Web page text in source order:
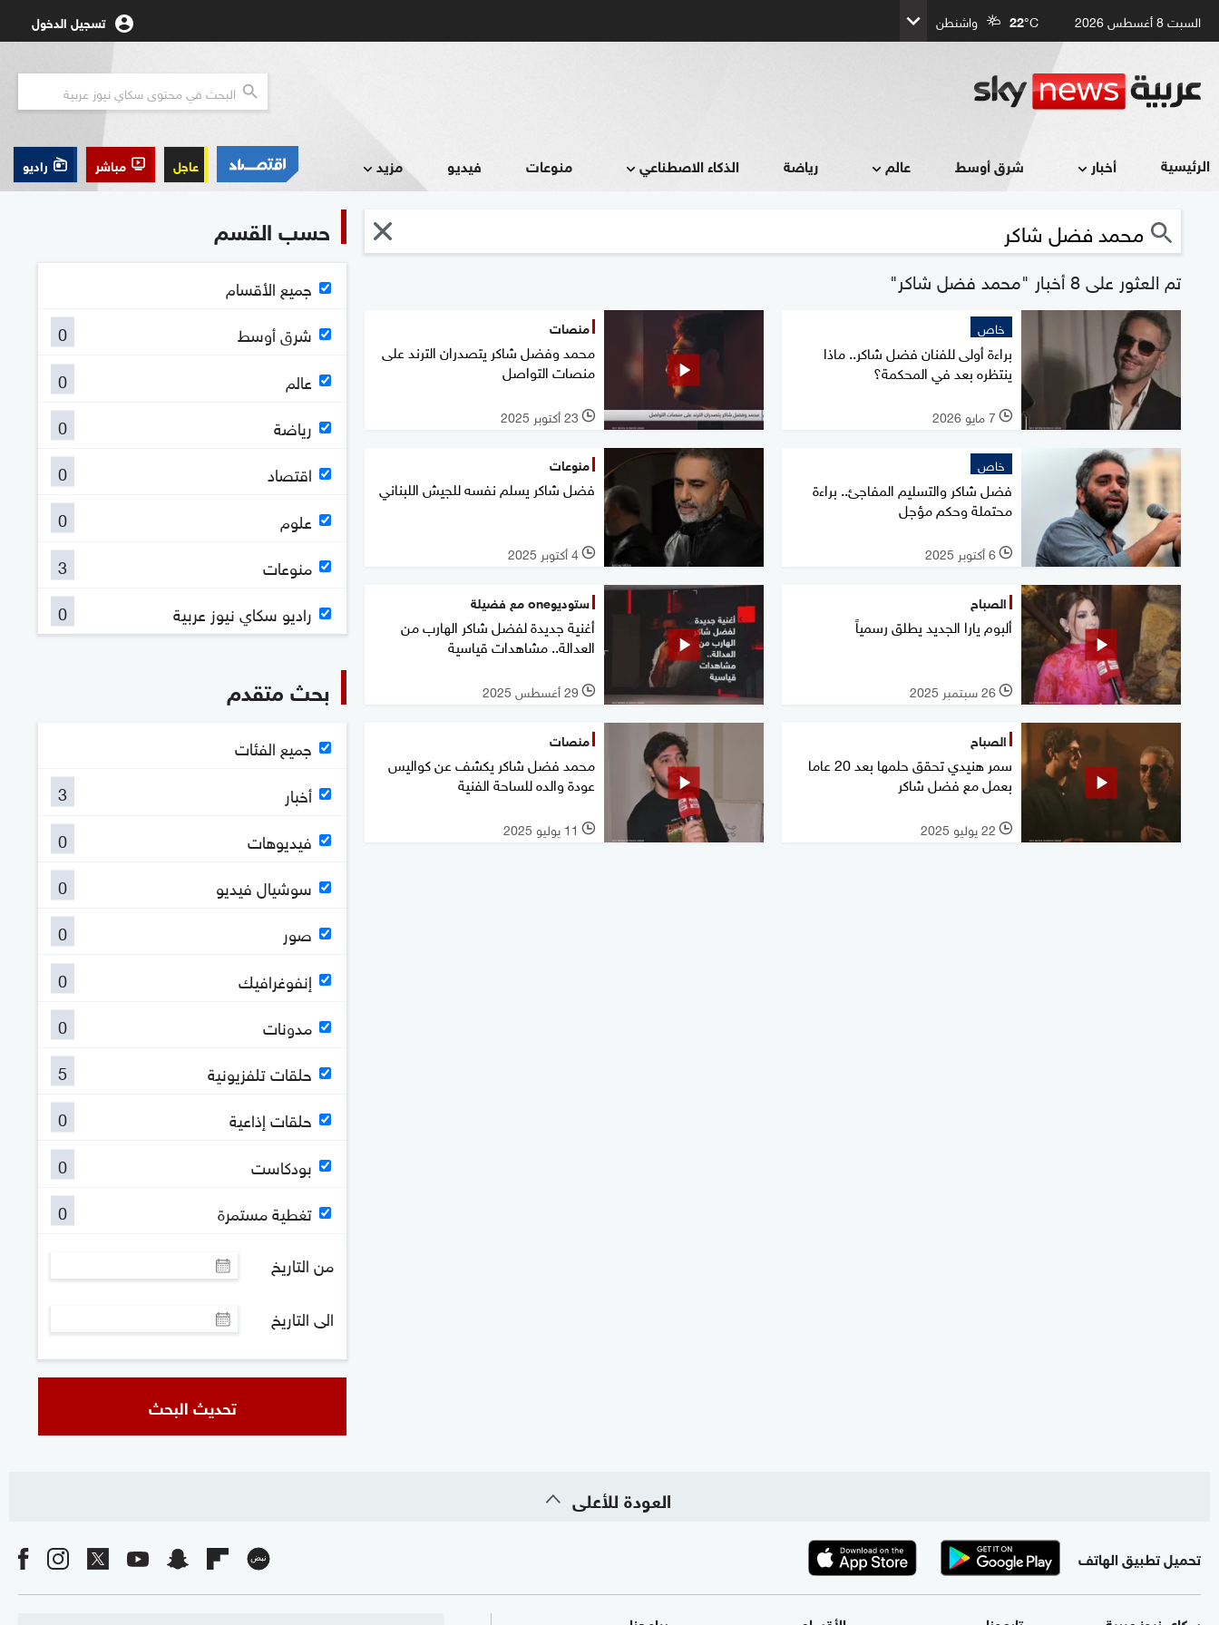
السبت 8 أغسطس 2026 22°C واشنطن تسجيل الدخول
الرئيسية أخبار شرق أوسط عالم رياضة الذكاء الاصطناعي منوعات فيديو مزيد عاجل مباشر راديو
تم العثور على 8 أخبار "محمد فضل شاكر"
خاص
براءة أولى للفنان فضل شاكر.. ماذا
ينتظره بعد في المحكمة؟
l 7 مايو 2026
منصات
محمد وفضل شاكر يتصدران الترند على
منصات التواصل
l 23 أكتوبر 2025
خاص
فضل شاكر والتسليم المفاجئ.. براءة
محتملة وحكم مؤجل
l 6 أكتوبر 2025
منوعات
فضل شاكر يسلم نفسه للجيش اللبناني
l 4 أكتوبر 2025
الصباح
ألبوم يارا الجديد يطلق رسمياً
l 26 سبتمبر 2025
ستوديوone مع فضيلة
أغنية جديدة لفضل شاكر الهارب من
العدالة.. مشاهدات قياسية
l 29 أغسطس 2025
الصباح
سمر هنيدي تحقق حلمها بعد 20 عاما
بعمل مع فضل شاكر
l 22 يوليو 2025
منصات
محمد فضل شاكر يكشف عن كواليس
عودة والده للساحة الفنية
l 11 يوليو 2025
حسب القسم
جميع الأقسام
شرق أوسط
0
عالم
0
رياضة
0
اقتصاد
0
علوم
0
منوعات
3
راديو سكاي نيوز عربية
0
بحث متقدم
جميع الفئات
أخبار
3
فيديوهات
0
سوشيال فيديو
0
صور
0
إنفوغرافيك
0
مدونات
0
حلقات تلفزيونية
5
حلقات إذاعية
0
بودكاست
0
تغطية مستمرة
0
من التاريخ
الى التاريخ
تحديث البحث
العودة للأعلى
تحميل تطبيق الهاتف